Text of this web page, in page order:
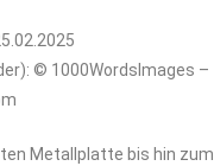
© 1000WordsImages –
Metallplatte bis hin zum